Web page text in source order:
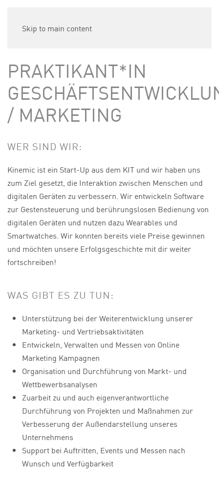
Skip to main content
PRAKTIKANT*IN
/ MARKETING
WER SIND WIR:
Kinemic ist ein Start-Up aus dem KIT und wir haben uns
zum Ziel gesetzt, die Interaktion zwischen Menschen und
digitalen Geräten zu verbessern. Wir entwickeln Software
zur Gestensteuerung und berührungslosen Bedienung von
digitalen Geräten und nutzen dazu Wearables und
Smartwatches. Wir konnten bereits viele Preise gewinnen
und möchten unsere Erfolgsgeschichte mit dir weiter
fortschreiben!
WAS GIBT ES ZU TUN:
Unterstützung bei der Weiterentwicklung unserer
Marketing- und Vertriebsaktivitäten
Entwickeln, Verwalten und Messen von Online
Marketing Kampagnen
Organisation und Durchführung von Markt- und
Wettbewerbsanalysen
Zuarbeit zu und auch eigenverantwortliche
Durchführung von Projekten und Maßnahmen zur
Verbesserung der Außendarstellung unseres
Unternehmens
Support bei Auftritten, Events und Messen nach
Wunsch und Verfügbarkeit